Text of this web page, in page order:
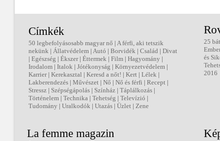
Címkék
50 legbefolyásosabb magyar nő | A férfi, aki tetszik
nekünk | Állatvédelem | Autó | Borvidék | Család | Divat
| Egészség | Ékszer| Éttermek | Film | Hagyomány |
Irodalom | Italok | Jótékonyság | Környezetvédelem |
Karrier| Kerekasztal | Keresd a nőt! | Kert | Lélek |
Lakberendezés | Művészet | Nő | Nő és férfi | Recept |
Stressz | Szépségápolás | Színház | Táplálkozás |
Történelem | Technika | Tehetség | Televízió |
Tudomány | Uralkodók | Utazás | Üzlet | Zene
25
és
2016
La femme magazin